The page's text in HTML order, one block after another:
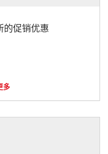
的促销优惠
多